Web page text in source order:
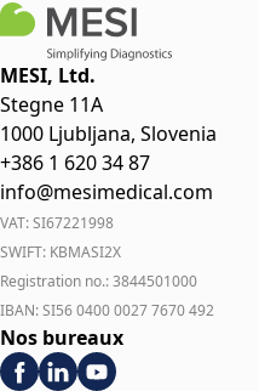
MESI, Ltd.
Stegne 11A
1000 Ljubljana, Slovenia
+386 1 620 34 87
info@mesimedical.com
VAT: SI67221998
SWIFT: KBMASI2X
Registration no.: 3844501000
IBAN: SI56 0400 0027 7670 492
Nos bureaux